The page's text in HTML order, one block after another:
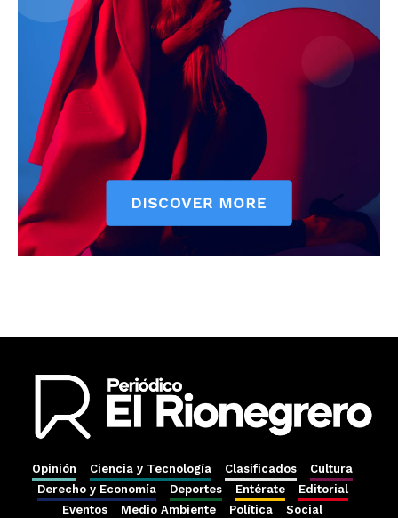
Opinión Ciencia y Tecnología Clasificados
Cultura
Derecho y Economía
Deportes Entérate
Editorial
Eventos
Medio Ambiente Política
Social